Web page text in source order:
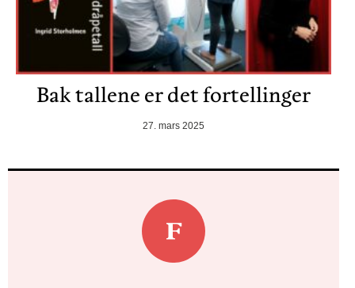
Bak tallene er det fortellinger
27. mars 2025